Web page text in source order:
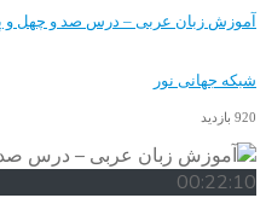
آموزش زبان عربی – درس صد و چهل و
شبکه جهانی نور
920 بازدید
00:22:10